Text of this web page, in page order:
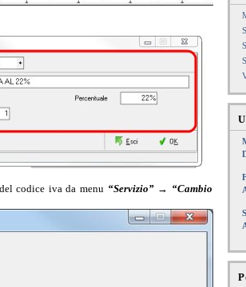
codice iva da menu “Servizio” → “Cambio